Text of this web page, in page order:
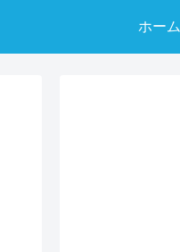
ホーム